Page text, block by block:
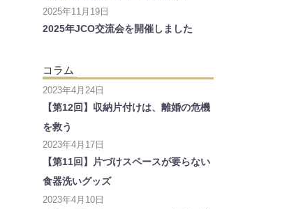
2025年11月19日
2025年JCO交流会を開催しました
コラム
2023年4月24日
【第12回】収納片付けは、離婚の危機
を救う
2023年4月17日
【第11回】片づけスペースが要らない
食器洗いグッズ
2023年4月10日